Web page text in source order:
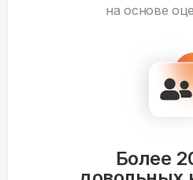
на основе
Более